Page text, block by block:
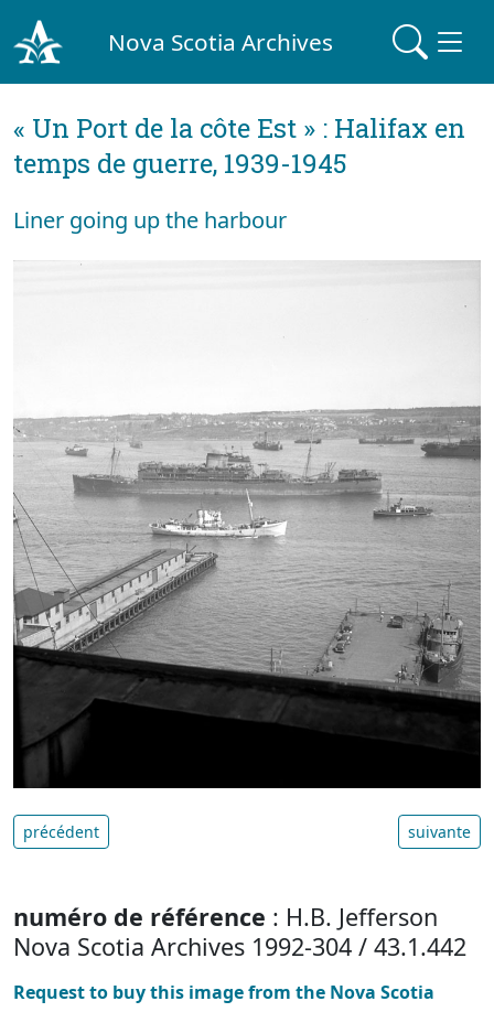
Nova Scotia Archives
« Un Port de la côte Est » : Halifax en
temps de guerre, 1939-1945
Liner going up the harbour
précédent suivante
numéro de référence : H.B. Jefferson
Nova Scotia Archives 1992-304 / 43.1.442
Request to buy this image from the Nova Scotia